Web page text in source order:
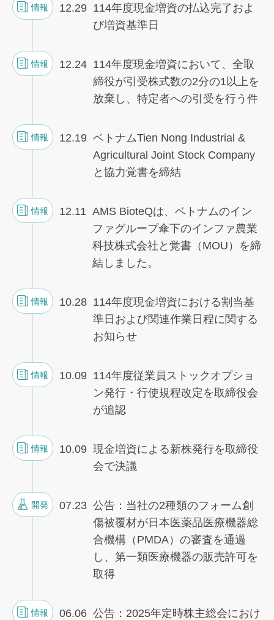
情報 12.29 114年度現金増資の払込完了およ
び増資基準日
情報 12.24 114年度現金増資において、全取
締役が引受株式数の2分の1以上を
放棄し、特定者への引受を行う件
情報 12.19 ベトナムTien Nong Industrial &
Agricultural Joint Stock Company
と協力覚書を締結
情報 12.11 AMS BioteQは、ベトナムのイン
ファグループ傘下のインファ農業
科技株式会社と覚書（MOU）を締
結しました。
情報 10.28 114年度現金増資における割当基
準日および関連作業日程に関する
お知らせ
情報 10.09 114年度従業員ストックオプショ
ン発行・行使規程改定を取締役会
が追認
情報 10.09 現金増資による新株発行を取締役
会で決議
開発 07.23 公告：当社の2種類のフォーム創
傷被覆材が日本医薬品医療機器総
合機構（PMDA）の審査を通過
し、第一類医療機器の販売許可を
取得
情報 06.06 公告：2025年定時株主総会におけ